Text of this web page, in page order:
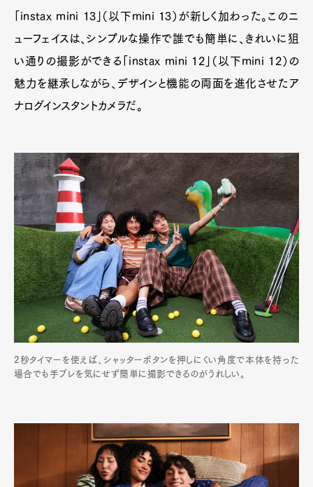
「instax mini 13」（以下mini 13）が新しく加わった。このニ
ューフェイスは、シンプルな操作で誰でも簡単に、きれいに狙
い通りの撮影ができる「instax mini 12」（以下mini 12）の
魅力を継承しながら、デザインと機能の両面を進化させたア
ナログインスタントカメラだ。
2秒タイマーを使えば、シャッターボタンを押しにくい角度で本体を持った
場合でも手ブレを気にせず簡単に撮影できるのがうれしい。